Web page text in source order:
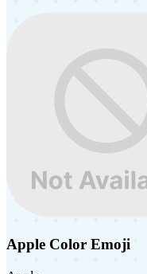
Apple Color Emoji